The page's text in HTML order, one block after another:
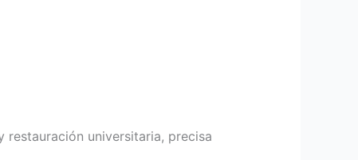
restauración universitaria, precisa